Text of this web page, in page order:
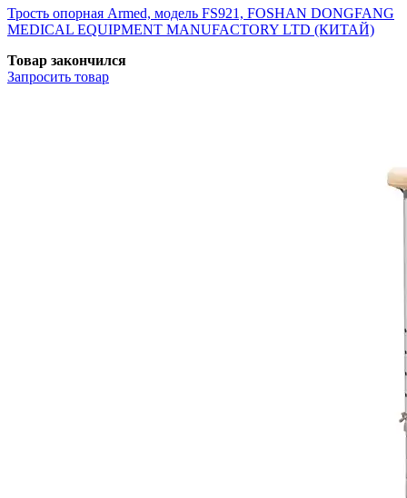
Трость опорная Armed, модель FS921, FOSHAN DONGFANG
MEDICAL EQUIPMENT MANUFACTORY LTD (КИТАЙ)
Товар закончился
Запросить товар